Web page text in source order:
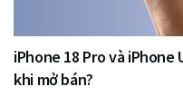
iPhone 18 Pro và iPhone
khi mở bán?